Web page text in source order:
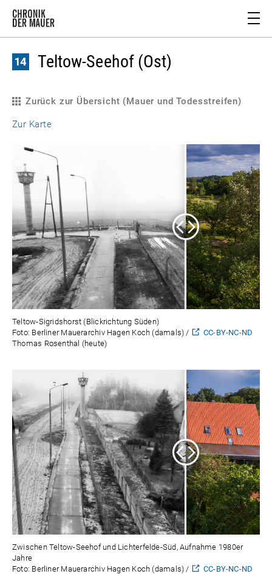
Teltow-Seehof (Ost)
Zurück zur Übersicht (Mauer und Todesstreifen)
Zur Karte
Teltow-Sigridshorst (Blickrichtung Süden)
Foto: Berliner Mauerarchiv Hagen Koch (damals) /
CC-BY-NC-ND
Thomas Rosenthal (heute)
Zwischen Teltow-Seehof und Lichterfelde-Süd, Aufnahme 1980er
Jahre
Foto: Berliner Mauerarchiv Hagen Koch (damals) /
CC-BY-NC-ND